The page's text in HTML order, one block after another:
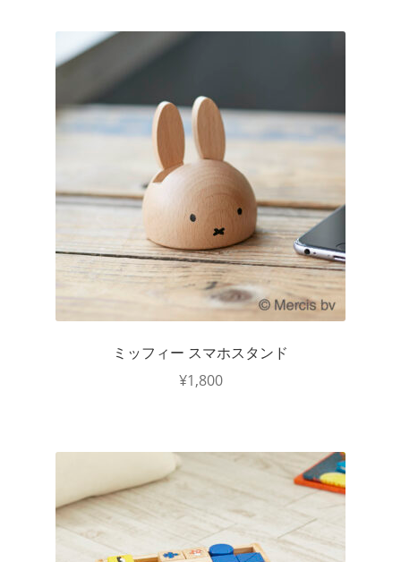
ミッフィー スマホスタンド
¥1,800